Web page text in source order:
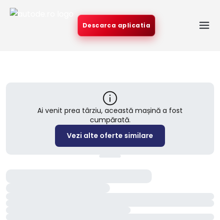
Descarca aplicatia
Ai venit prea târziu, această mașină a fost
cumpărată.
Vezi alte oferte similare